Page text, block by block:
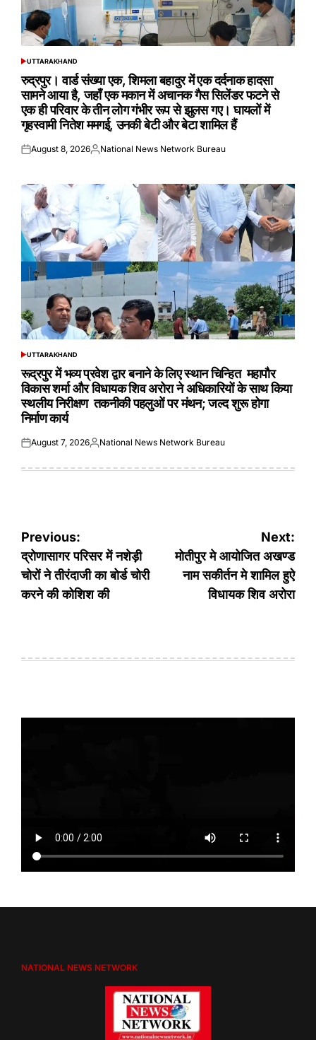
POSTED
UTTARAKHAND
रुद्रपुर। वार्ड संख्या एक, शिमला बहादुर में एक दर्दनाक हादसा
सामने आया है, जहाँ एक मकान में अचानक गैस सिलेंडर फटने से
एक ही परिवार के तीन लोग गंभीर रूप से झुलस गए। घायलों में
गृहस्वामी नितेश ममगई, उनकी बेटी और बेटा शामिल हैं
Posted
August 8, 2026Posted
National News Network Bureau
POSTED
UTTARAKHAND
रूद्रपुर में भव्य प्रवेश द्वार बनाने के लिए स्थान चिन्हित महापौर
विकास शर्मा और विधायक शिव अरोरा ने अधिकारियों के साथ किया
स्थलीय निरीक्षण तकनीकी पहलुओं पर मंथन; जल्द शुरू होगा
निर्माण कार्य
Posted
August 7, 2026Posted
National News Network Bureau
Post
navigation
Previous:
द्रोणासागर परिसर में नशेड़ी
चोरों ने तीरंदाजी का बोर्ड चोरी
करने की कोशिश की
Next:
मोतीपुर मे आयोजित अखण्ड
नाम सकीर्तन मे शामिल हुऐ
विधायक शिव अरोरा
NATIONAL NEWS NETWORK